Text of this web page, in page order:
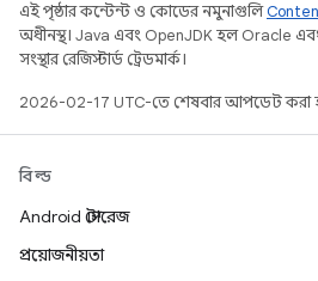
এই পৃষ্ঠার কন্টেন্ট ও কোডের নমুনাগুলি
অধীনস্থ। Java এবং OpenJDK হল Oracle
সংস্থার রেজিস্টার্ড ট্রেডমার্ক।
2026-02-17 UTC-তে শেষবার আপডেট করা
বিল্ড
Android স্টোরেজ
প্রয়োজনীয়তা